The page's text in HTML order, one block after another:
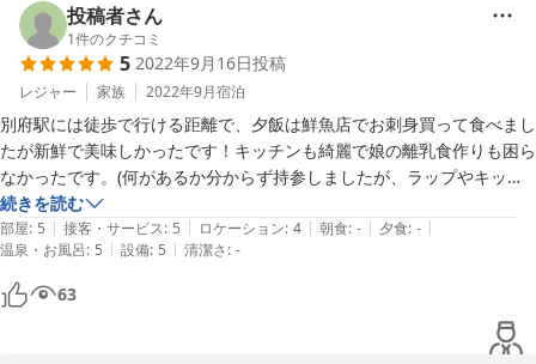
ようにお寛ぎ頂けたのであれば幸いでございます。
また機会がございます際には是非ご利用くださいませ。
また近い将来お客様をお出迎えできますことを心より願っておりま
す。
2023-06-08
投稿者さん
1件のクチコミ
5 2022年9月16日投稿
レジャー 家族 2022年9月宿泊
別府駅には徒歩で行ける距離で、夕飯は鮮魚店でお刺身買って食べまし
たが新鮮で美味しかったです！キッチンも綺麗で娘の離乳食作りも困ら
なかったです。(何があるか分からず持参しましたが、ラップやキッチ
ンペーパー等も一通りありました)
お部屋もキレイで、快適に過ごせました！
駐車場だけが少し離れてるので近くにあれば良いな〜と思います。
続きを読む
部屋: 5 | 接客・サービス: 5 | ロケーション: 4 | 朝食: - | 夕食: - |
温泉・お風呂: 5 | 設備: 5 | 清潔さ: -
63